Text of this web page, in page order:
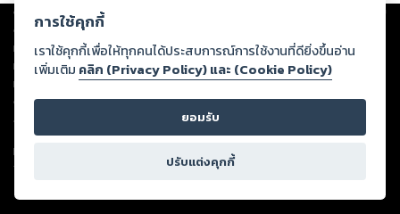
Copyright © 2026
ต่อผลงานหรือเนื้อหาใดที่อัปโหลดผ่านเว็บไซต์และปรากฏว่าละเมิดสิทธิใน
ทรัพย์สินทางปัญญาของบุคคลอื่นหรือขัดต่อกฎหมายและศีลธรรม ดังนั้น ผู้อ่าน
ทุกท่านโปรดใช้วิจารณญาณในการกลั่นกรองด้วยตนเอง และหากท่านพบว่าส่วน
หนึ่งส่วนใดขัดต่อกฎหมายและศีลธรรม กรุณาแจ้งมายังบริษัท เพื่อทีมงานจะได้
ดำเนินการในทันที ทั้งนี้ ทางสตอรี่ล็อกขอสงวนลิขสิทธิ์ตามพระราชบัญญัติ
ลิขสิทธิ์ พ.ศ. 2537 (ฉบับล่าสุด)
For support: member@ookbee.com
Version
การใช้คุกกี้
เราใช้คุกกี้เพื่อให้ทุกคนได้ประสบการณ์การใช้งานที่ดียิ่งขึ้นอ่าน
เพิ่มเติม คลิก (Privacy Policy) และ (Cookie Policy)
ยอมรับ
ปรับแต่งคุกกี้